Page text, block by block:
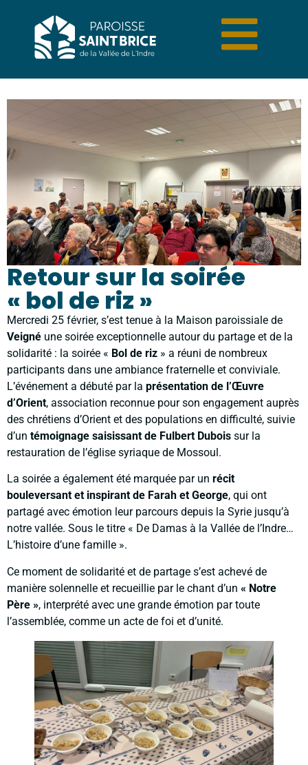
Retour sur la soirée
« bol de riz »
Mercredi 25 février, s’est tenue à la Maison paroissiale de
Veigné une soirée exceptionnelle autour du partage et de la
solidarité : la soirée « Bol de riz » a réuni de nombreux
participants dans une ambiance fraternelle et conviviale.
L’événement a débuté par la présentation de l’Œuvre
d’Orient, association reconnue pour son engagement auprès
des chrétiens d’Orient et des populations en difficulté, suivie
d’un témoignage saisissant de Fulbert Dubois sur la
restauration de l’église syriaque de Mossoul.
La soirée a également été marquée par un récit
bouleversant et inspirant de Farah et George, qui ont
partagé avec émotion leur parcours depuis la Syrie jusqu’à
notre vallée. Sous le titre « De Damas à la Vallée de l’Indre…
L’histoire d’une famille ».
Ce moment de solidarité et de partage s’est achevé de
manière solennelle et recueillie par le chant d’un « Notre
Père », interprété avec une grande émotion par toute
l’assemblée, comme un acte de foi et d’unité.